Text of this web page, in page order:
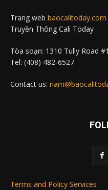
Trang web baocalitoday.com
Truyền Thông Cali Today
Tòa soạn: 1310 Tully Road
Tel: (408) 482-6527
Contact us:
Terms and Policy Services